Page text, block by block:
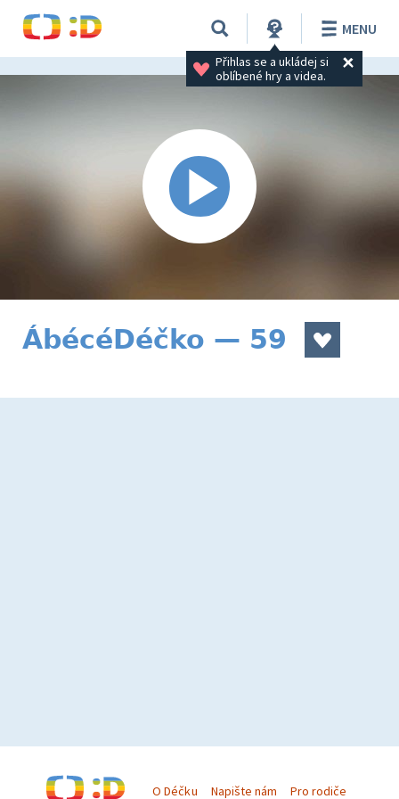
Přihlas se a ukládej si
oblíbené hry a videa.
MENU
ÁbécéDéčko — 59
O Déčku Napište nám Pro rodiče